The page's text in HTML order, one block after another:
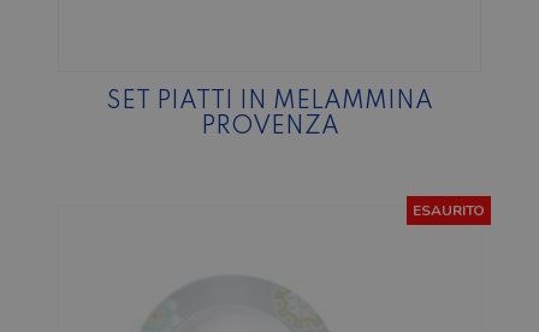
SET PIATTI IN MELAMMINA
PROVENZA
ESAURITO